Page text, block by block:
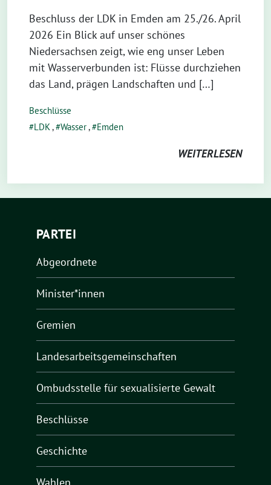
Beschluss der LDK in Emden am 25./26. April
2026 Ein Blick auf unser schönes
Niedersachsen zeigt, wie eng unser Leben
mit Wasserverbunden ist: Flüsse durchziehen
das Land, prägen Landschaften und […]
Beschlüsse
LDK, Wasser, Emden
WEITERLESEN
PARTEI
Abgeordnete
Minister*innen
Gremien
Landesarbeitsgemeinschaften
Ombudsstelle für sexualisierte Gewalt
Beschlüsse
Geschichte